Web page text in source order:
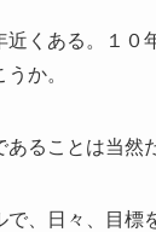
近くある。１
か。
ることは当然
、日々、目